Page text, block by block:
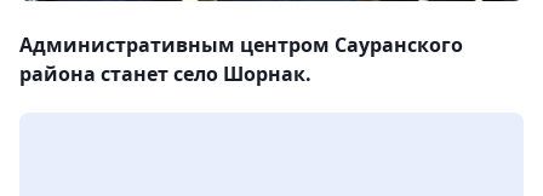
Административным центром Сауранского
района станет село Шорнак.